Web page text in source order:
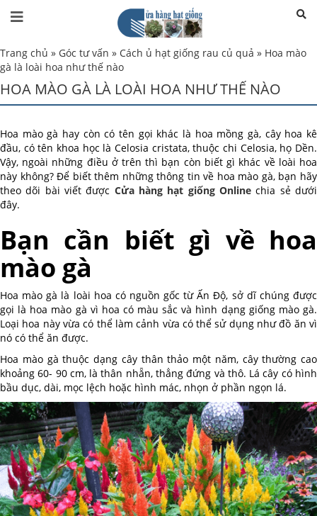
Trang chủ » Góc tư vấn » Cách ủ hạt giống rau củ quả » Hoa mào
gà là loài hoa như thế nào
HOA MÀO GÀ LÀ LOÀI HOA NHƯ THẾ NÀO
Hoa mào gà hay còn có tên gọi khác là hoa mồng gà, cây hoa kê
đầu, có tên khoa học là Celosia cristata, thuộc chi Celosia, họ Dền.
Vậy, ngoài những điều ở trên thì bạn còn biết gì khác về loài hoa
này không? Để biết thêm những thông tin về hoa mào gà, bạn hãy
theo dõi bài viết được Cửa hàng hạt giống Online chia sẻ dưới
đây.
Bạn cần biết gì về hoa
mào gà
Hoa mào gà là loài hoa có nguồn gốc từ Ấn Độ, sở dĩ chúng được
gọi là hoa mào gà vì hoa có màu sắc và hình dạng giống mào gà.
Loại hoa này vừa có thể làm cảnh vừa có thể sử dụng như đồ ăn vì
nó có thể ăn được.
Hoa mào gà thuộc dạng cây thân thảo một năm, cây thường cao
khoảng 60- 90 cm, là thân nhẵn, thẳng đứng và thô. Lá cây có hình
bầu dục, dài, mọc lệch hoặc hình mác, nhọn ở phần ngọn lá.